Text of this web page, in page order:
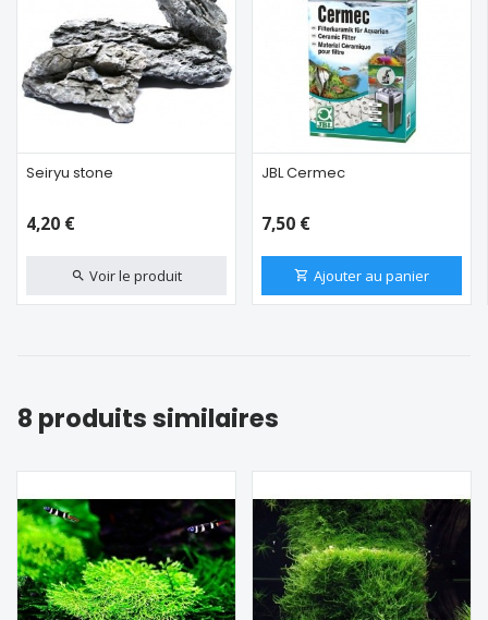
Seiryu stone
4,20 €
Voir le produit
JBL Cermec
7,50 €
Ajouter au panier
8 produits similaires